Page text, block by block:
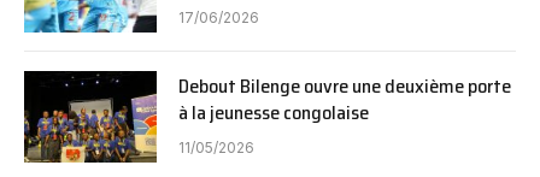
17/06/2026
Debout Bilenge ouvre une deuxième porte
à la jeunesse congolaise
11/05/2026